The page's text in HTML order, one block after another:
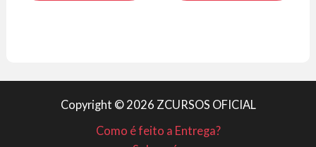
Copyright © 2026 ZCURSOS OFICIAL
Como é feito a Entrega?